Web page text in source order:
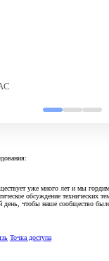
уже много лет и мы
обсуждение технических
чтобы наше сообщество
Точка доступа